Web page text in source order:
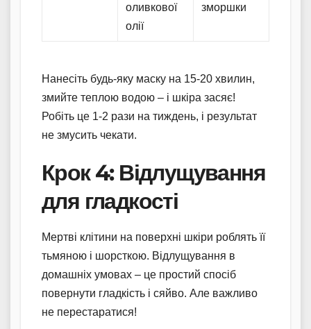
оливкової
олії
зморшки
Нанесіть будь-яку маску на 15-20 хвилин,
змийте теплою водою – і шкіра засяє!
Робіть це 1-2 рази на тиждень, і результат
не змусить чекати.
Крок 4: Відлущування
для гладкості
Мертві клітини на поверхні шкіри роблять її
тьмяною і шорсткою. Відлущування в
домашніх умовах – це простий спосіб
повернути гладкість і сяйво. Але важливо
не перестаратися!